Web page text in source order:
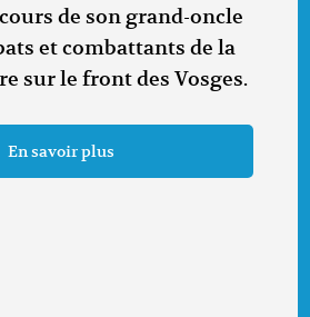
de son grand-oncle
et combattants de la
sur le front des Vosges.
En savoir plus